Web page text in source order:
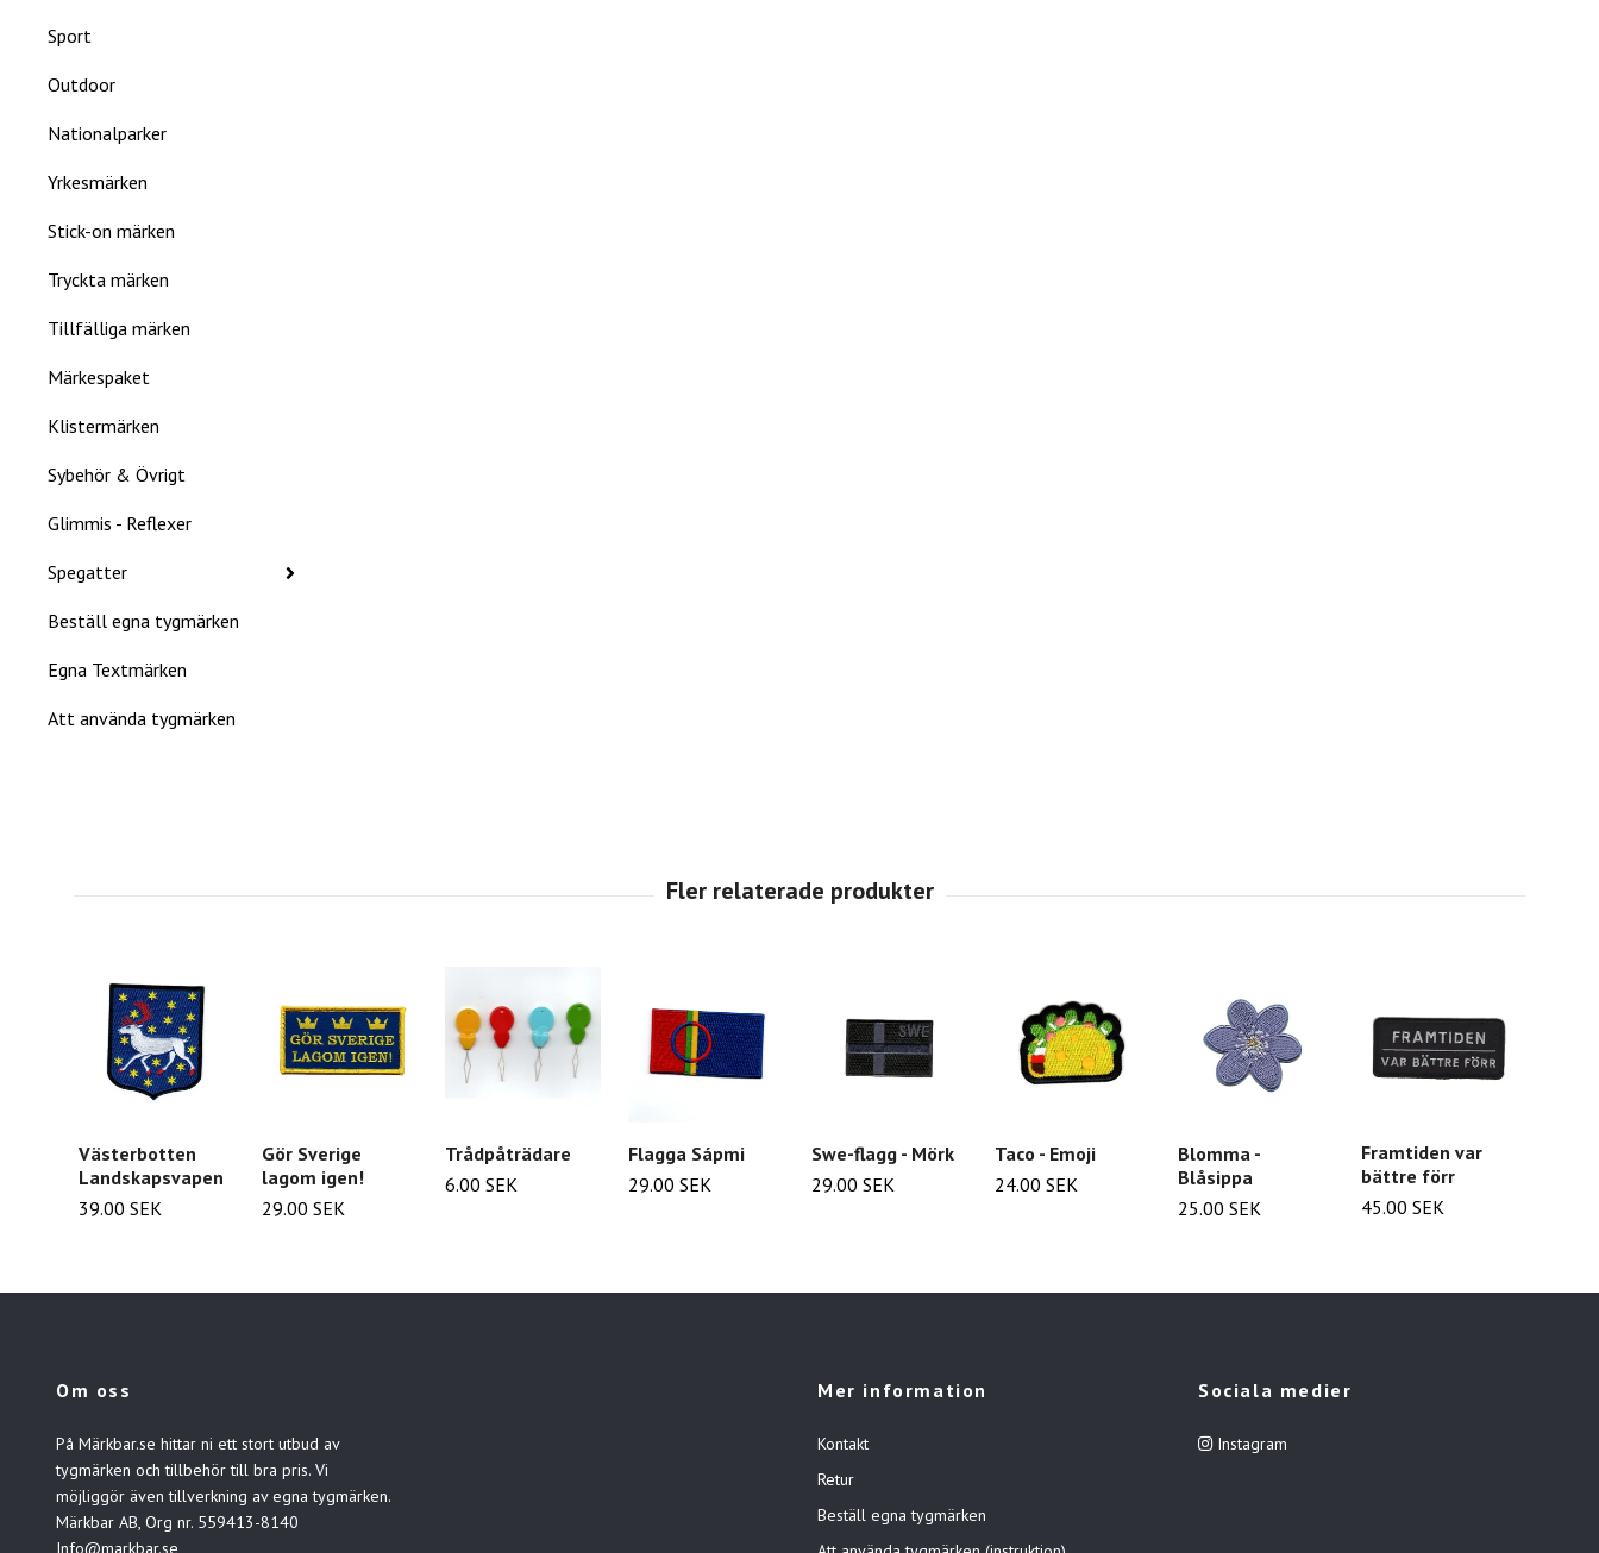
Sport
Outdoor
Nationalparker
Yrkesmärken
Stick-on märken
Tryckta märken
Tillfälliga märken
Märkespaket
Klistermärken
Sybehör & Övrigt
Glimmis - Reflexer
Spegatter
Beställ egna tygmärken
Egna Textmärken
Att använda tygmärken
Västerbotten
Landskapsvapen
39.00 SEK
Gör Sverige
lagom igen!
29.00 SEK
Trådpåträdare
6.00 SEK
Flagga Sápmi
29.00 SEK
Swe-flagg - Mörk
29.00 SEK
Taco - Emoji
24.00 SEK
Blomma -
Blåsippa
25.00 SEK
Framtiden var
bättre förr
45.00 SEK
Om oss
På Märkbar.se hittar ni ett stort utbud av
tygmärken och tillbehör till bra pris. Vi
möjliggör även tillverkning av egna tygmärken.
Märkbar AB, Org nr. 559413-8140
Mer information
Kontakt
Retur
Beställ egna tygmärken
Sociala medier
Instagram